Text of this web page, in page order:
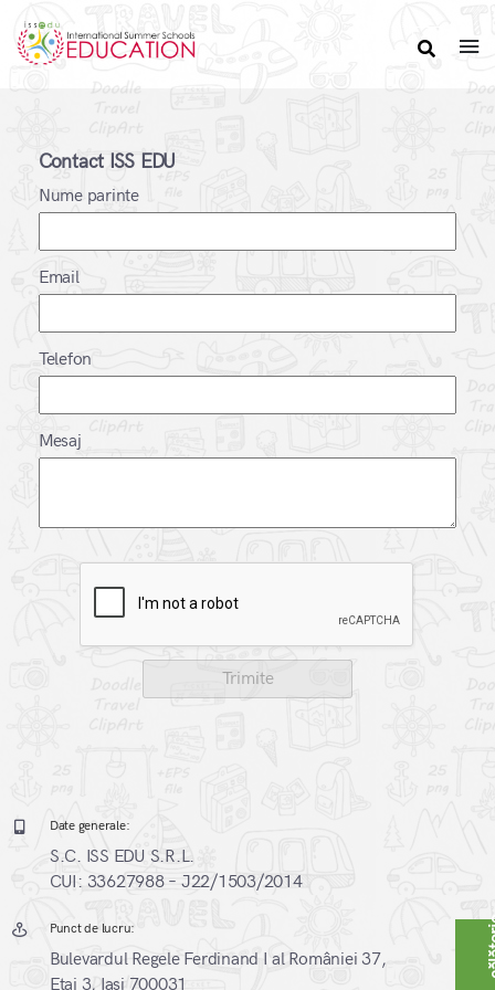
Contact ISS EDU
Nume parinte
Email
Telefon
Mesaj
Date generale:
S.C. ISS EDU S.R.L.
CUI: 33627988 – J22/1503/2014
Punct de lucru:
Bulevardul Regele Ferdinand I al României 37,
Etaj 3, Iași 700031